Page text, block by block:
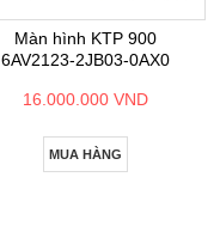
Màn hình KTP 900
6AV2123-2JB03-0AX0
16.000.000 VND
MUA HÀNG